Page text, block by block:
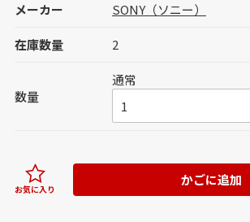
メーカー SONY（ソニー）
在庫数量 2
数量
通常
かごに追加
お気に入り